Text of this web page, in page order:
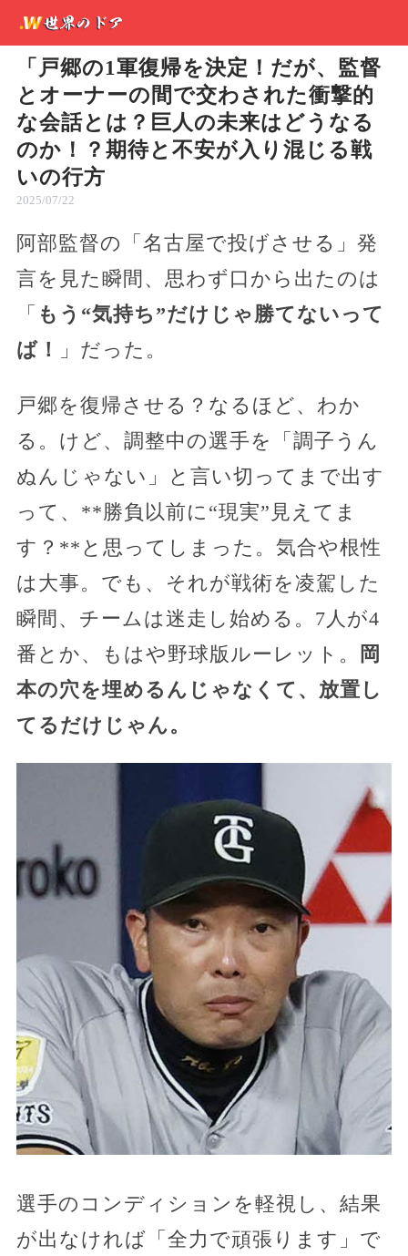
「戸郷の1軍復帰を決定！だが、監督
とオーナーの間で交わされた衝撃的
な会話とは？巨人の未来はどうなる
のか！？期待と不安が入り混じる戦
いの行方
2025/07/22
阿部監督の「名古屋で投げさせる」発
言を見た瞬間、思わず口から出たのは
「 もう“気持ち”だけじゃ勝てないって
ば！
」だった。
戸郷を復帰させる？なるほど、わか
る。けど、調整中の選手を「調子うん
ぬんじゃない」と言い切ってまで出す
って、**勝負以前に“現実”見えてま
す？**と思ってしまった。気合や根性
は大事。でも、それが戦術を凌駕した
瞬間、チームは迷走し始める。7人が4
番とか、もはや野球版ルーレット。
岡
本の穴を埋めるんじゃなくて、放置し
てるだけじゃん。
選手のコンディションを軽視し、結果
が出なければ「全力で頑張ります」で